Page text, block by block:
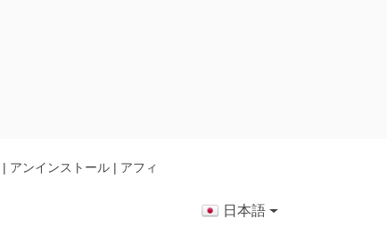
| アンインストール | アフィ
日本語